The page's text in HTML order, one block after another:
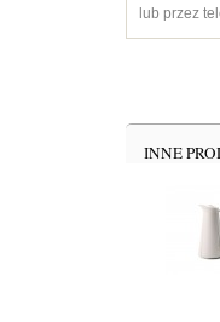
lub przez
INNE